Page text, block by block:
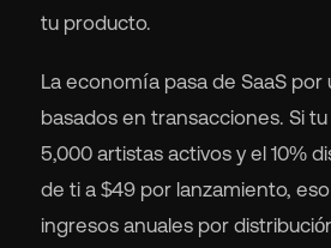
tu producto.
La economía pasa de SaaS por
basados en transacciones. Si
5,000 artistas activos y el 10%
de ti a $49 por lanzamiento,
ingresos anuales por